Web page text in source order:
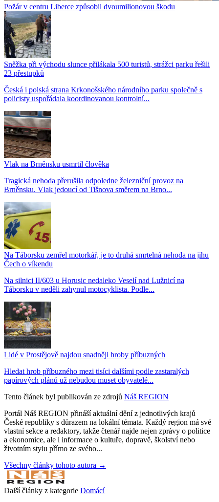
Požár v centru Liberce způsobil dvoumilionovou škodu
Sněžka při východu slunce přilákala 500 turistů, strážci parku řešili
23 přestupků
Česká i polská strana Krkonošského národního parku společně s
policisty uspořádala koordinovanou kontrolní...
Vlak na Brněnsku usmrtil člověka
Tragická nehoda přerušila odpoledne železniční provoz na
Brněnsku. Vlak jedoucí od Tišnova směrem na Brno...
Na Táborsku zemřel motorkář, je to druhá smrtelná nehoda na jihu
Čech o víkendu
Na silnici II/603 u Horusic nedaleko Veselí nad Lužnicí na
Táborsku v neděli zahynul motocyklista. Podle...
Lidé v Prostějově najdou snadněji hroby příbuzných
Hledat hrob příbuzného mezi tisíci dalšími podle zastaralých
papírových plánů už nebudou muset obyvatelé...
Tento článek byl publikován ze zdrojů Náš REGION
Portál Náš REGION přináší aktuální dění z jednotlivých krajů
České republiky s důrazem na lokální témata. Každý region má své
vlastní sekce a redaktory, takže čtenář najde nejen zprávy o politice
a ekonomice, ale i informace o kultuře, dopravě, školství nebo
životním stylu přímo ze svého...
Všechny články tohoto autora →
Další články z kategorie Domácí